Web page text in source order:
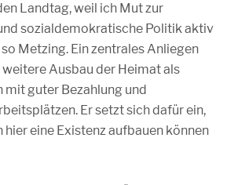
Landtag, weil ich Mut zur
sozialdemokratische Politik aktiv
Metzing. Ein zentrales Anliegen
Ausbau der Heimat als
mit guter Bezahlung und
Er setzt sich dafür ein,
hier eine Existenz aufbauen können